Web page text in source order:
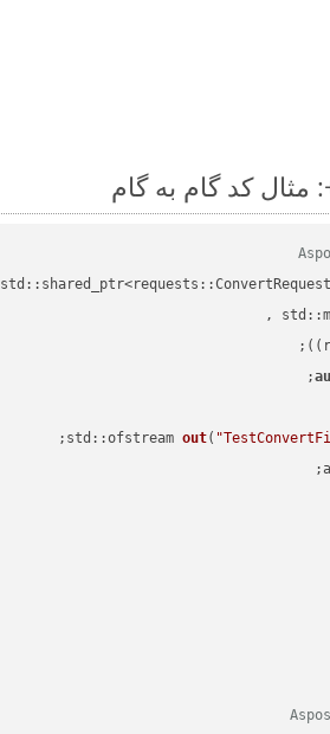
))
;
std::ofstream out(